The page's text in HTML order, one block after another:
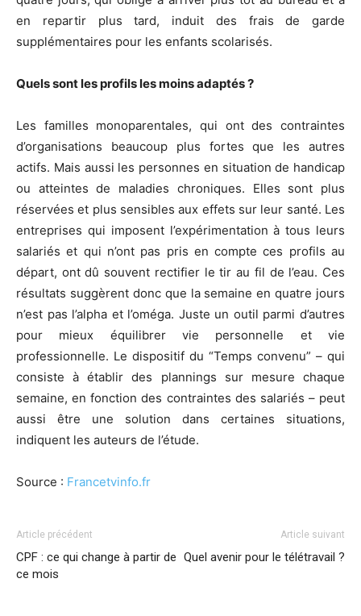
en repartir plus tard, induit des frais de garde
supplémentaires pour les enfants scolarisés.
Quels sont les profils les moins adaptés ?
Les familles monoparentales, qui ont des contraintes
d’organisations beaucoup plus fortes que les autres
actifs. Mais aussi les personnes en situation de handicap
ou atteintes de maladies chroniques. Elles sont plus
réservées et plus sensibles aux effets sur leur santé. Les
entreprises qui imposent l’expérimentation à tous leurs
salariés et qui n’ont pas pris en compte ces profils au
départ, ont dû souvent rectifier le tir au fil de l’eau. Ces
résultats suggèrent donc que la semaine en quatre jours
n’est pas l’alpha et l’oméga. Juste un outil parmi d’autres
pour mieux équilibrer vie personnelle et vie
professionnelle. Le dispositif du “Temps convenu” – qui
consiste à établir des plannings sur mesure chaque
semaine, en fonction des contraintes des salariés – peut
aussi être une solution dans certaines situations,
indiquent les auteurs de l’étude.
Source : Francetvinfo.fr
Article précédent
CPF : ce qui change à partir de
ce mois
Article suivant
Quel avenir pour le télétravail ?